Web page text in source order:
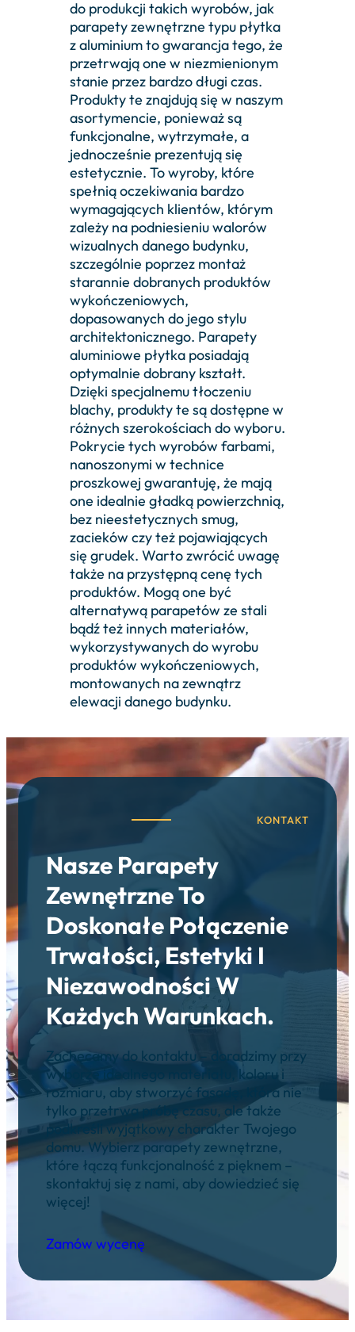
do produkcji takich wyrobów, jak
parapety zewnętrzne typu płytka
z aluminium to gwarancja tego, że
przetrwają one w niezmienionym
stanie przez bardzo długi czas.
Produkty te znajdują się w naszym
asortymencie, ponieważ są
funkcjonalne, wytrzymałe, a
jednocześnie prezentują się
estetycznie. To wyroby, które
spełnią oczekiwania bardzo
wymagających klientów, którym
zależy na podniesieniu walorów
wizualnych danego budynku,
szczególnie poprzez montaż
starannie dobranych produktów
wykończeniowych,
dopasowanych do jego stylu
architektonicznego. Parapety
aluminiowe płytka posiadają
optymalnie dobrany kształt.
Dzięki specjalnemu tłoczeniu
blachy, produkty te są dostępne w
różnych szerokościach do wyboru.
Pokrycie tych wyrobów farbami,
nanoszonymi w technice
proszkowej gwarantuję, że mają
one idealnie gładką powierzchnią,
bez nieestetycznych smug,
zacieków czy też pojawiających
się grudek. Warto zwrócić uwagę
także na przystępną cenę tych
produktów. Mogą one być
alternatywą parapetów ze stali
bądź też innych materiałów,
wykorzystywanych do wyrobu
produktów wykończeniowych,
montowanych na zewnątrz
elewacji danego budynku.
KONTAKT
Nasze Parapety
ZewnętrzneTo
Doskonałe Połączenie
Trwałości, Estetyki I
Niezawodności W
Każdych Warunkach.
Zachęcamy do kontaktu – doradzimy przy
wyborze idealnego materiału, koloru i
rozmiaru, aby stworzyć fasadę, która nie
tylko przetrwa próbę czasu, ale także
podkreśli wyjątkowy charakter Twojego
domu. Wybierz parapety zewnętrzne,
które łączą funkcjonalność z pięknem –
skontaktuj się z nami, aby dowiedzieć się
więcej!
Zamów wycenę